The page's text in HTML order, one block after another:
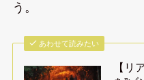
う。
あわせて読みたい
【リ